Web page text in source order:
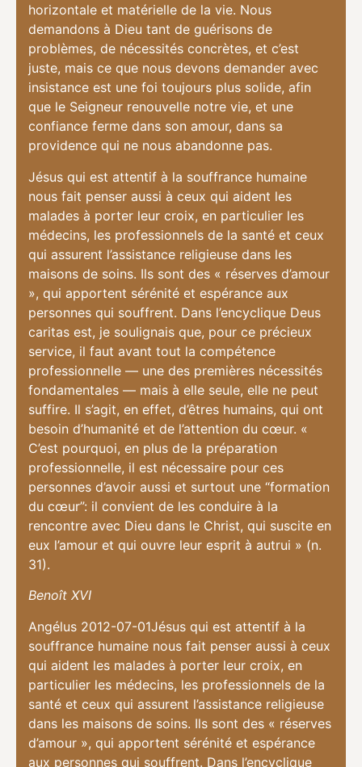
horizontale et matérielle de la vie. Nous
demandons à Dieu tant de guérisons de
problèmes, de nécessités concrètes, et c’est
juste, mais ce que nous devons demander avec
insistance est une foi toujours plus solide, afin
que le Seigneur renouvelle notre vie, et une
confiance ferme dans son amour, dans sa
providence qui ne nous abandonne pas.
Jésus qui est attentif à la souffrance humaine
nous fait penser aussi à ceux qui aident les
malades à porter leur croix, en particulier les
médecins, les professionnels de la santé et ceux
qui assurent l’assistance religieuse dans les
maisons de soins. Ils sont des « réserves d’amour
», qui apportent sérénité et espérance aux
personnes qui souffrent. Dans l’encyclique Deus
caritas est, je soulignais que, pour ce précieux
service, il faut avant tout la compétence
professionnelle — une des premières nécessités
fondamentales — mais à elle seule, elle ne peut
suffire. Il s’agit, en effet, d’êtres humains, qui ont
besoin d’humanité et de l’attention du cœur. «
C’est pourquoi, en plus de la préparation
professionnelle, il est nécessaire pour ces
personnes d’avoir aussi et surtout une “formation
du cœur”: il convient de les conduire à la
rencontre avec Dieu dans le Christ, qui suscite en
eux l’amour et qui ouvre leur esprit à autrui » (n.
31).
Benoît XVI
Angélus 2012-07-01Jésus qui est attentif à la
souffrance humaine nous fait penser aussi à ceux
qui aident les malades à porter leur croix, en
particulier les médecins, les professionnels de la
santé et ceux qui assurent l’assistance religieuse
dans les maisons de soins. Ils sont des « réserves
d’amour », qui apportent sérénité et espérance
aux personnes qui souffrent. Dans l’encyclique